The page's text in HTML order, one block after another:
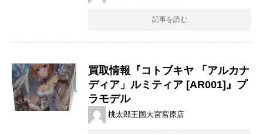
記事を読む
買取情報『コトブキヤ ​​「アルカナ
ディア」ルミティア ​[AR001]』プ
ラモデル
桃太郎王国大宮宮原店